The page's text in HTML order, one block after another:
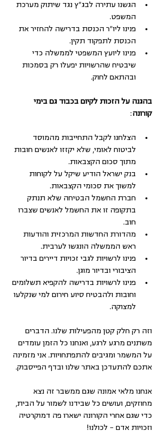
הגשנו עתירה לבג"ץ נגד שיתוק מערכת
המשפט.
פנינו ליו"ר הכנסת בדרישה להחזיר את
הכנסת לתפקוד תקין.
פנינו ליועץ המשפטי לממשלה כדי
שיבטיח שהרשויות יפעלו רק בסמכות
ובהתאם לחוק.
בהגנה על הזכות לקיום בכבוד גם בימי
קורונה:
הצלחנו לקבל התחייבות מהמוסד
לביטוח לאומי, שלא יקזזו לאנשים חובות
מתוך סכום הקצבאות.
בנק ישראל הודיע שיקל על לקוחות
למשוך את סכומי הקצבאות.
חברת החשמל הבטיחה שלא תנתק
בתקופה זו את החשמל לאנשים שצברו
חוב.
מהדורת החדשות המרכזית והודעות
ראש הממשלה הונגשו לערבית.
פנינו לרשויות לגבי זכויות דיירים בדיור
הציבורי ובדיור מוגן.
פנינו לרשויות בדרישה להקפיא תשלומים
וחובות ולהבטיח סיוע חירום למי שנקלעו
למצוקה.
וזה רק חלק קטן מהפעילות שלנו. הדברים
משתנים מרגע לרגע, ואנחנו כל הזמן עומדים
על המשמר ומגיבים להתפתחויות. אני מזמינה
אתכם להתעדכן באתר שלנו ובדף הפייסבוק.
אנחנו מלאי אמונה שגם ממשבר זה נצא
מחוזקים, ועושים כל שבידנו לשמור על הבית,
כדי שגם אחרי הקורונה ישארו פה דמוקרטיה
וזכויות אדם – לכולנו!